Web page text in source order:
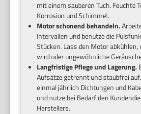
mit einem sauberen Tuch. Feuchte
Korrosion und Schimmel.
Motor schonend behandeln.
Intervallen und benutze die
Stücken. Lass den Motor
wird oder ungewöhnliche
Langfristige Pflege und Lagerung.
Aufsätze getrennt und staubfrei
einmal jährlich Dichtungen und
und nutze bei Bedarf den
Herstellers.